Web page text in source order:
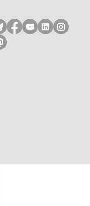
ons op bluesky
Volg ons op
Volg ons op
Volg ons
Volg
ons op mastodon